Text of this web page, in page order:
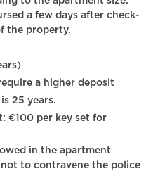
a few days after check-
the property.
a higher deposit
25 years.
to contravene the police